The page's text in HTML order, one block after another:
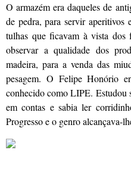
O armazém era daqueles de
de pedra, para servir aperitivos
tulhas que ficavam à vista dos
observar a qualidade dos
madeira, para a venda das
pesagem. O Felipe Honório
conhecido como LIPE. Estudou
em contas e sabia ler
Progresso e o genro alcançava-